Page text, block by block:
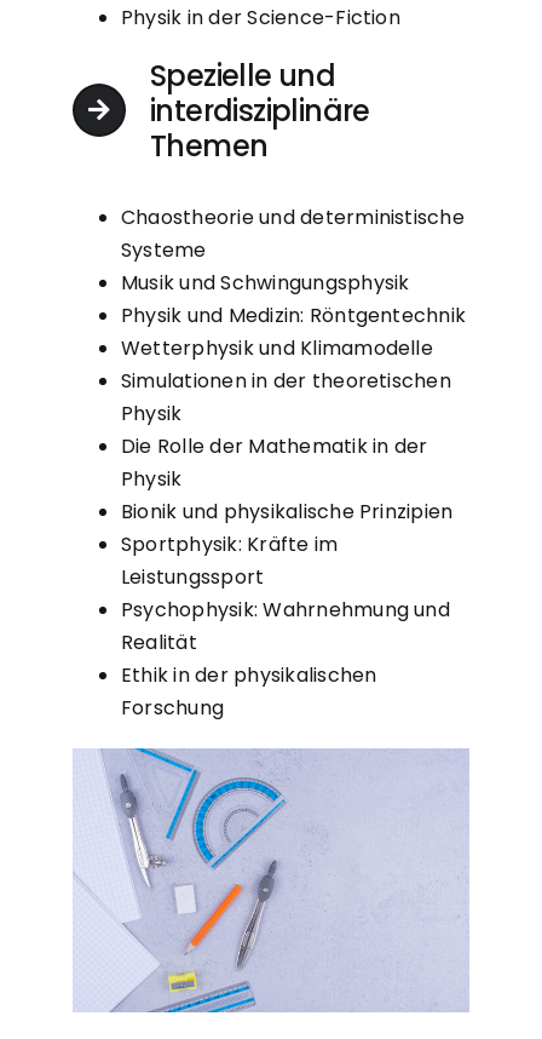
Physik in der Science-Fiction
Spezielle und
interdisziplinäre
Themen
Chaostheorie und deterministische
Systeme
Musik und Schwingungsphysik
Physik und Medizin: Röntgentechnik
Wetterphysik und Klimamodelle
Simulationen in der theoretischen
Physik
Die Rolle der Mathematik in der
Physik
Bionik und physikalische Prinzipien
Sportphysik: Kräfte im
Leistungssport
Psychophysik: Wahrnehmung und
Realität
Ethik in der physikalischen
Forschung